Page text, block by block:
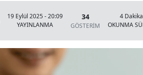
19 Eylül 2025 - 20:09
YAYINLANMA
34
GÖSTERİM
4 Dakika
OKUNMA